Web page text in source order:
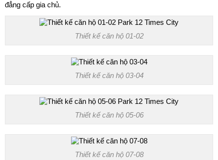
đẳng cấp gia chủ.
Thiết kế căn hộ 01-02
Thiết kế căn hộ 03-04
Thiết kế căn hộ 05-06
Thiết kế căn hộ 07-08